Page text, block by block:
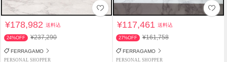
¥178,982送料込
24%OFF ¥237,290
FERRAGAMO
PERSONAL SHOPPER
¥117,461送料込
27%OFF ¥161,758
FERRAGAMO
PERSONAL SHOPPER